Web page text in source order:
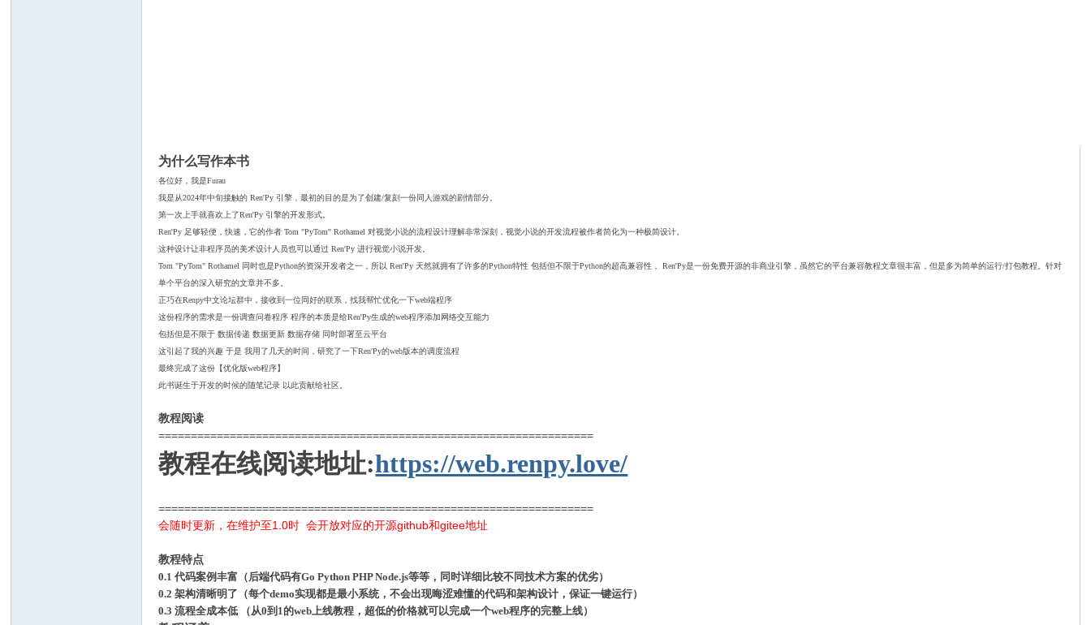
为什么写作本书
各位好，我是Furau
我是从2024年中旬接触的 Ren'Py 引擎，最初的目的是为了创建/复刻一份同人游戏的剧情部分。
第一次上手就喜欢上了Ren'Py 引擎的开发形式。
Ren'Py 足够轻便，快速，它的作者 Tom "PyTom" Rothamel 对视觉小说的流程设计理解非常深刻，视觉小说的开发流程被作者简化为一种极简设计。
这种设计让非程序员的美术设计人员也可以通过 Ren'Py 进行视觉小说开发。
Tom "PyTom" Rothamel 同时也是Python的资深开发者之一，所以 Ren'Py 天然就拥有了许多的Python特性 包括但不限于Python的超高兼容性， Ren'Py是一份免费开源的非商业引擎，虽然它的平台兼容教程文章很丰富，但是多为简单的运行/打包教程。针对
单个平台的深入研究的文章并不多。
正巧在Renpy中文论坛群中，接收到一位同好的联系，找我帮忙优化一下web端程序
这份程序的需求是一份调查问卷程序 程序的本质是给Ren'Py生成的web程序添加网络交互能力
包括但是不限于 数据传递 数据更新 数据存储 同时部署至云平台
这引起了我的兴趣 于是 我用了几天的时间，研究了一下Ren'Py的web版本的调度流程
最终完成了这份【优化版web程序】
此书诞生于开发的时候的随笔记录 以此贡献给社区。
教程阅读
===================================================================
教程在线阅读地址:https://web.renpy.love/
===================================================================
会随时更新，在维护至1.0时 会开放对应的开源github和gitee地址
教程特点
0.1 代码案例丰富（后端代码有Go Python PHP Node.js等等，同时详细比较不同技术方案的优劣）
0.2 架构清晰明了（每个demo实现都是最小系统，不会出现晦涩难懂的代码和架构设计，保证一键运行）
0.3 流程全成本低 （从0到1的web上线教程，超低的价格就可以完成一个web程序的完整上线）